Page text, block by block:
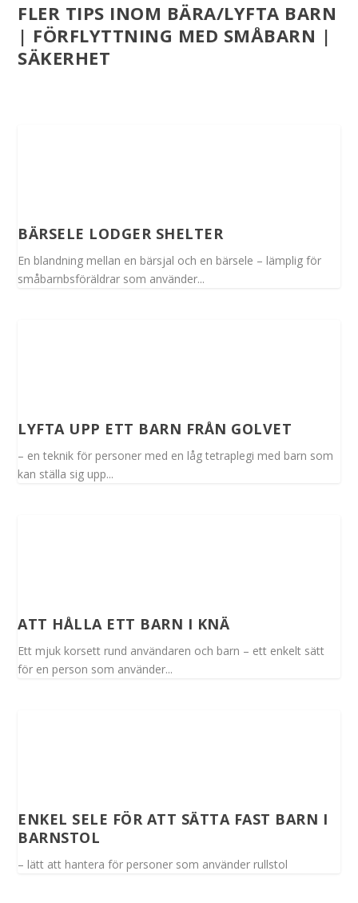
FLER TIPS INOM BÄRA/LYFTA BARN
| FÖRFLYTTNING MED SMÅBARN |
SÄKERHET
BÄRSELE LODGER SHELTER
En blandning mellan en bärsjal och en bärsele – lämplig för
småbarnbsföräldrar som använder...
LYFTA UPP ETT BARN FRÅN GOLVET
– en teknik för personer med en låg tetraplegi med barn som
kan ställa sig upp...
ATT HÅLLA ETT BARN I KNÄ
Ett mjuk korsett rund användaren och barn – ett enkelt sätt
för en person som använder...
ENKEL SELE FÖR ATT SÄTTA FAST BARN I
BARNSTOL
– lätt att hantera för personer som använder rullstol